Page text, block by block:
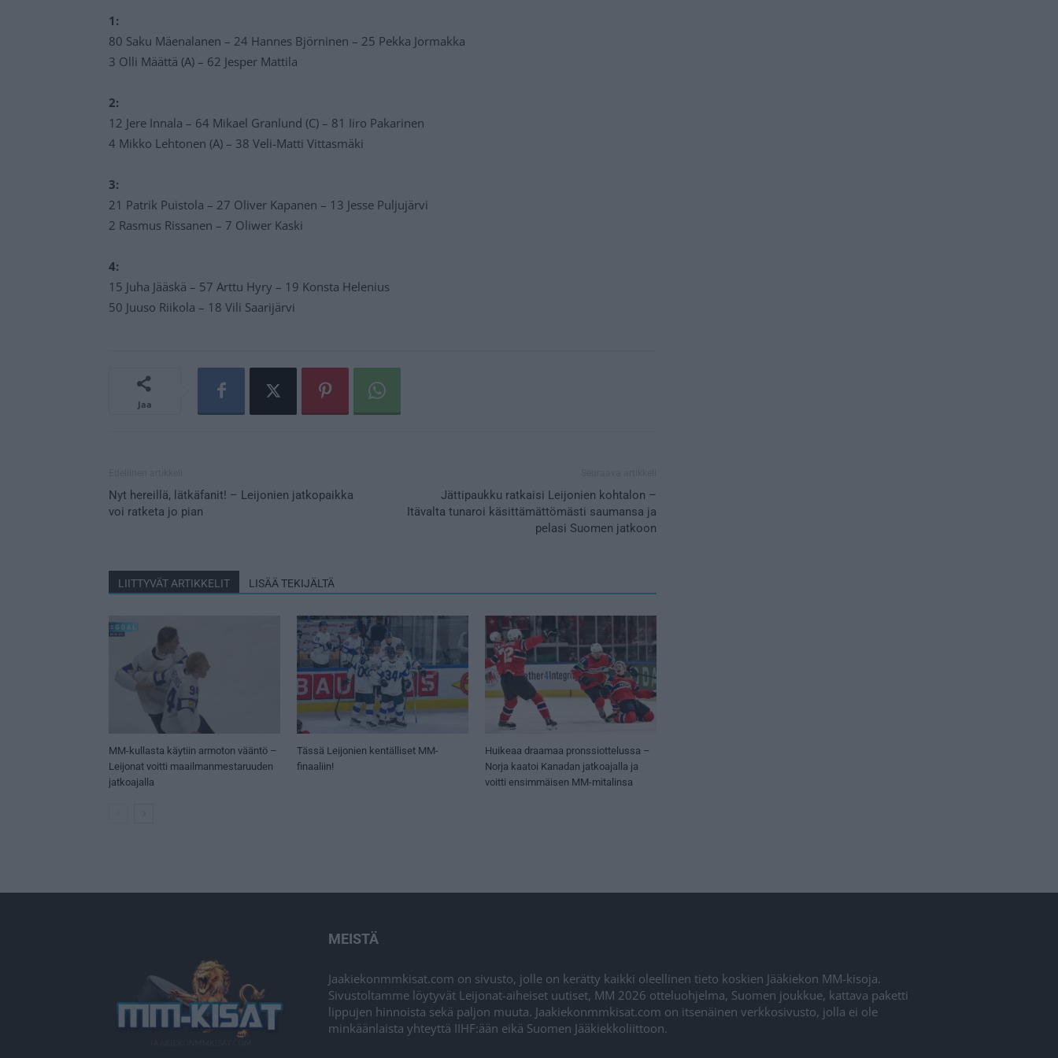
1:
80 Saku Mäenalanen – 24 Hannes Björninen – 25 Pekka Jormakka
3 Olli Määttä (A) – 62 Jesper Mattila
2:
12 Jere Innala – 64 Mikael Granlund (C) – 81 Iiro Pakarinen
4 Mikko Lehtonen (A) – 38 Veli-Matti Vittasmäki
3:
21 Patrik Puistola – 27 Oliver Kapanen – 13 Jesse Puljujärvi
2 Rasmus Rissanen – 7 Oliwer Kaski
4:
15 Juha Jääskä – 57 Arttu Hyry – 19 Konsta Helenius
50 Juuso Riikola – 18 Vili Saarijärvi
Jaa
Nyt hereillä, lätkäfanit! – Leijonien jatkopaikka
voi ratketa jo pian
Jättipaukku ratkaisi Leijonien kohtalon –
Itävalta tunaroi käsittämättömästi saumansa ja
pelasi Suomen jatkoon
LIITTYVÄT ARTIKKELIT LISÄÄ TEKIJÄLTÄ
MM-kullasta käytiin armoton vääntö –
Leijonat voitti maailmanmestaruuden
jatkoajalla
Tässä Leijonien kentälliset MM-
finaaliin!
Huikeaa draamaa pronssiottelussa –
Norja kaatoi Kanadan jatkoajalla ja
voitti ensimmäisen MM-mitalinsa
MEISTÄ
Jaakiekonmmkisat.com on sivusto, jolle on kerätty kaikki oleellinen tieto koskien Jääkiekon MM-kisoja.
Sivustoltamme löytyvät Leijonat-aiheiset uutiset, MM 2026 otteluohjelma, Suomen joukkue, kattava paketti
lippujen hinnoista sekä paljon muuta. Jaakiekonmmkisat.com on itsenäinen verkkosivusto, jolla ei ole
minkäänlaista yhteyttä IIHF:ään eikä Suomen Jääkiekkoliittoon.